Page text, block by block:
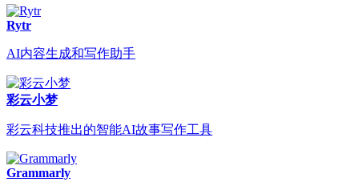
Rytr
AI内容生成和写作助手
彩云小梦
彩云科技推出的智能AI故事写作工具
Grammarly